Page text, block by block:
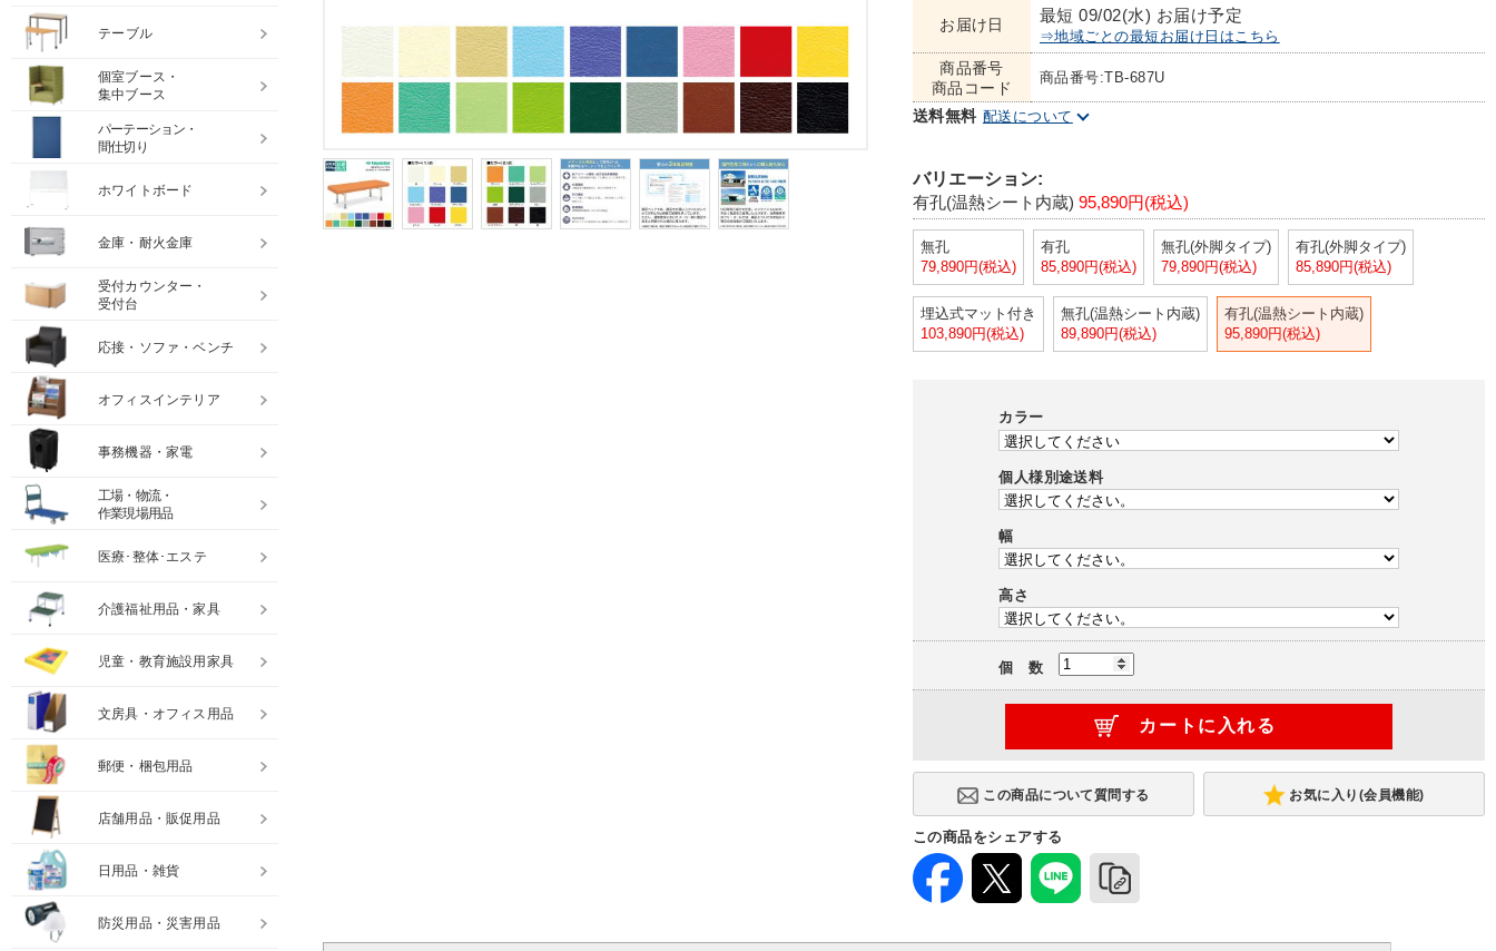
お届け日 最短 09/02(水) お届け予定
⇒地域ごとの最短お届け日はこちら
商品番号
商品コード
商品番号:TB-687U
送料無料 配送について
バリエーション:
有孔(温熱シート内蔵) 95,890円(税込)
無孔
79,890円(税込)
有孔
85,890円(税込)
無孔(外脚タイプ)
79,890円(税込)
有孔(外脚タイプ)
85,890円(税込)
埋込式マット付き
103,890円(税込)
無孔(温熱シート内蔵)
89,890円(税込)
有孔(温熱シート内蔵)
95,890円(税込)
カラー
個人様別途送料
幅
高さ
個 数
お気に入り(会員機能)
この商品をシェアする
テーブル
個室ブース・
集中ブース
パーテーション・
間仕切り
ホワイトボード
金庫・耐火金庫
受付カウンター・
受付台
応接・ソファ・ベンチ
オフィスインテリア
事務機器・家電
工場・物流・
作業現場用品
医療･整体･エステ
介護福祉用品・家具
児童・教育施設用家具
文房具・オフィス用品
郵便・梱包用品
店舗用品・販促用品
日用品・雑貨
防災用品・災害用品